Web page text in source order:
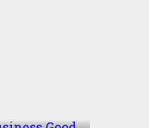
People